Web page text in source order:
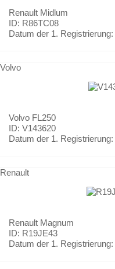
Renault Midlum
ID: R86TC08
Datum der 1. Registrierung:
Volvo
Volvo FL250
ID: V143620
Datum der 1. Registrierung:
Renault
Renault Magnum
ID: R19JE43
Datum der 1. Registrierung: